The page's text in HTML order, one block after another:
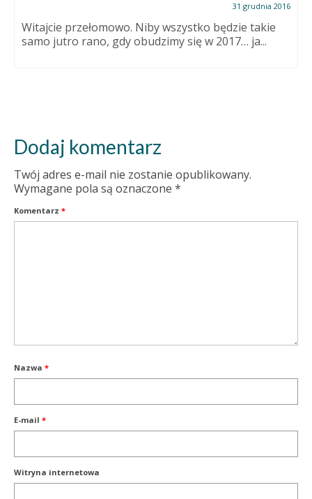
31 grudnia 2016
Witajcie przełomowo. Niby wszystko będzie takie
samo jutro rano, gdy obudzimy się w 2017… ja...
Dodaj komentarz
Twój adres e-mail nie zostanie opublikowany.
Wymagane pola są oznaczone *
Komentarz *
Nazwa *
E-mail *
Witryna internetowa